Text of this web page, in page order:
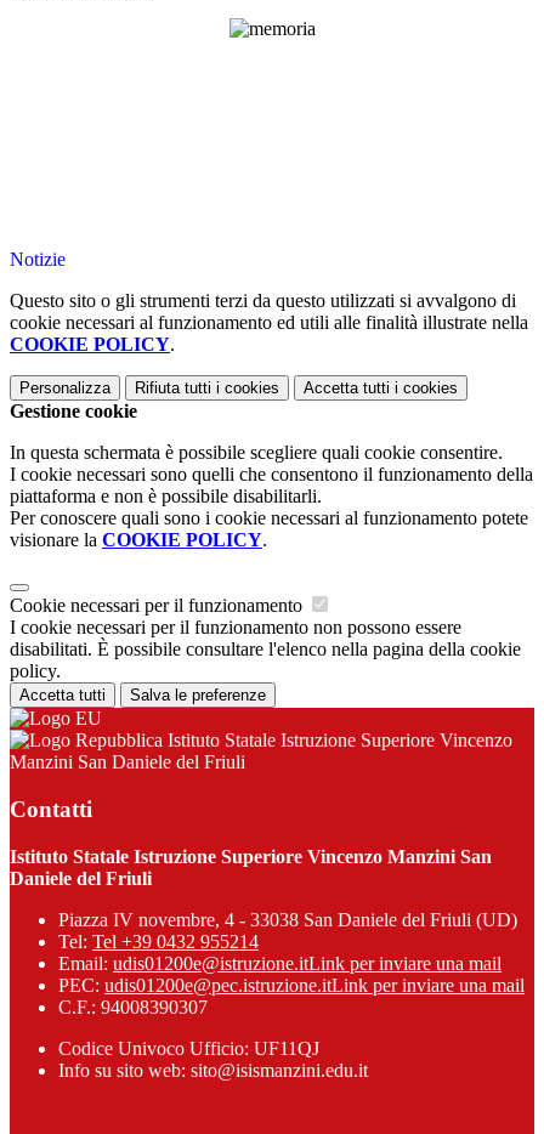
Notizie
Questo sito o gli strumenti terzi da questo utilizzati si avvalgono di
cookie necessari al funzionamento ed utili alle finalità illustrate nella
COOKIE POLICY.
Personalizza Rifiuta tutti i cookies Accetta tutti i cookies
Gestione cookie
In questa schermata è possibile scegliere quali cookie consentire.
I cookie necessari sono quelli che consentono il funzionamento della
piattaforma e non è possibile disabilitarli.
Per conoscere quali sono i cookie necessari al funzionamento potete
visionare la COOKIE POLICY.
Cookie necessari per il funzionamento
I cookie necessari per il funzionamento non possono essere
disabilitati. È possibile consultare l'elenco nella pagina della cookie
policy.
Accetta tutti Salva le preferenze
Istituto Statale Istruzione Superiore Vincenzo
Manzini San Daniele del Friuli
Contatti
Istituto Statale Istruzione Superiore Vincenzo Manzini San
Daniele del Friuli
Piazza IV novembre, 4 - 33038 San Daniele del Friuli (UD)
Tel: Tel +39 0432 955214
Email: udis01200e@istruzione.itLink per inviare una mail
PEC: udis01200e@pec.istruzione.itLink per inviare una mail
C.F.: 94008390307
Codice Univoco Ufficio: UF11QJ
Info su sito web: sito@isismanzini.edu.it